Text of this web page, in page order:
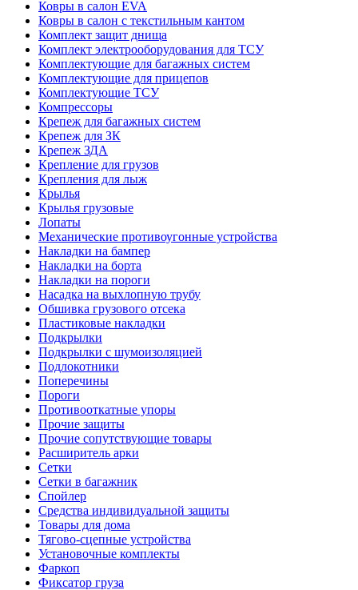
Ковры в салон EVA
Ковры в салон с текстильным кантом
Комплект защит днища
Комплект электрооборудования для ТСУ
Комплектующие для багажных систем
Комплектующие для прицепов
Комплектующие ТСУ
Компрессоры
Крепеж для багажных систем
Крепеж для ЗК
Крепеж ЗДА
Крепление для грузов
Крепления для лыж
Крылья
Крылья грузовые
Лопаты
Механические противоугонные устройства
Накладки на бампер
Накладки на борта
Накладки на пороги
Насадка на выхлопную трубу
Обшивка грузового отсека
Пластиковые накладки
Подкрылки
Подкрылки с шумоизоляцией
Подлокотники
Поперечины
Пороги
Противооткатные упоры
Прочие защиты
Прочие сопутствующие товары
Расширитель арки
Сетки
Сетки в багажник
Спойлер
Средства индивидуальной защиты
Товары для дома
Тягово-сцепные устройства
Установочные комплекты
Фаркоп
Фиксатор груза